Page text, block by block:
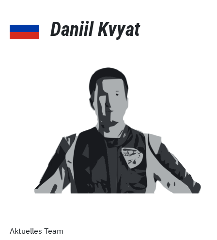
Daniil Kvyat
Aktuelles Team